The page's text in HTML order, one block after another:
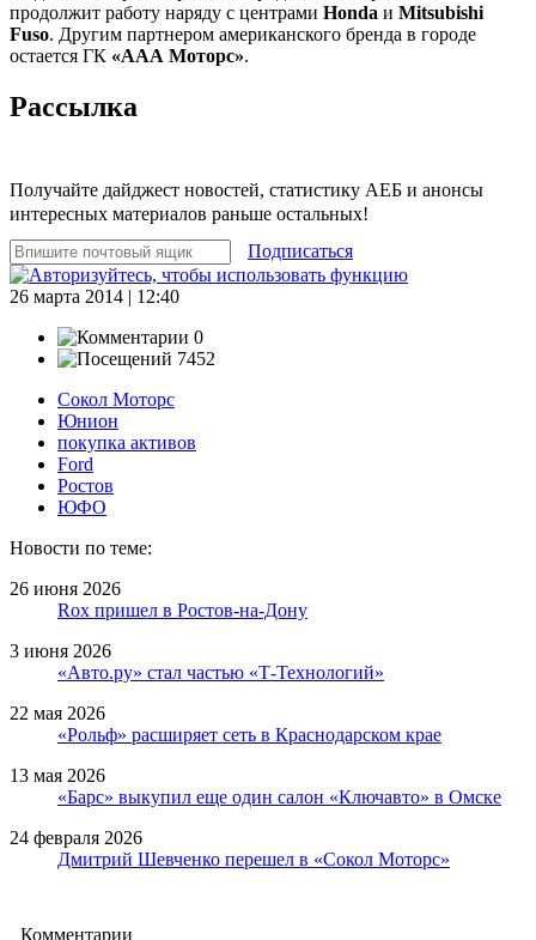
продолжит работу наряду с центрами Honda и Mitsubishi
Fuso. Другим партнером американского бренда в городе
остается ГК «ААА Моторс».
Рассылка
Получайте дайджест новостей, статистику АЕБ и анонсы
интересных материалов раньше остальных!
Подписаться
26 марта 2014 | 12:40
0
7452
Сокол Моторс
Юнион
покупка активов
Ford
Ростов
ЮФО
Новости по теме:
26 июня 2026
Rox пришел в Ростов-на-Дону
3 июня 2026
«Авто.ру» стал частью «Т-Технологий»
22 мая 2026
«Рольф» расширяет сеть в Краснодарском крае
13 мая 2026
«Барс» выкупил еще один салон «Ключавто» в Омске
24 февраля 2026
Дмитрий Шевченко перешел в «Сокол Моторс»
Комментарии